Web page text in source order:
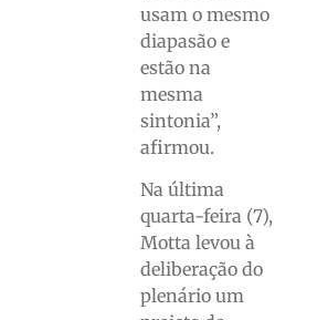
usam o mesmo
diapasão e
estão na
mesma
sintonia”,
afirmou.
Na última
quarta-feira (7),
Motta levou à
deliberação do
plenário um